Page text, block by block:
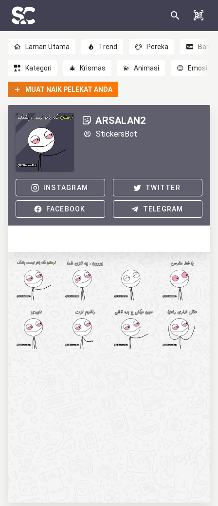
Laman Utama Trend Pereka Baru
Kategori 🎄 Krismas 💫 Animasi 😊 Emosi
MUAT NAIK PELEKAT ANDA
ARSALAN2
StickersBot
INSTAGRAM TWITTER
FACEBOOK TELEGRAM